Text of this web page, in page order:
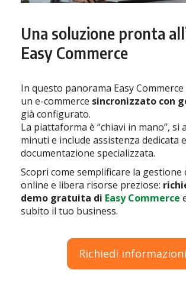
Una soluzione pronta
Easy Commerce
In questo panorama Easy
un e-commerce sincronizzato con
già configurato.
La piattaforma è “chiavi in mano”, si
minuti e include assistenza dedicata
documentazione specializzata.
Scopri come semplificare la gestione
online e libera risorse preziose:
demo gratuita di Easy Commerce
subito il tuo business.
Richiedi informazioni